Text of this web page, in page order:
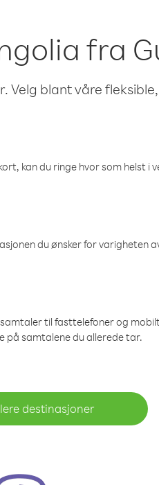
fra
Velg blant våre
kan du ringe hvor som helst i
du ønsker for varigheten
til fasttelefoner og
på samtalene du allerede tar.
destinasjoner